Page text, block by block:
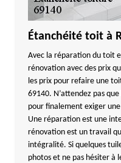
Étanchéité toit à
Avec la réparation du toit
rénovation avec des prix
les prix pour refaire une
69140. N’attendez pas
pour finalement exiger
Une réparation est une
rénovation est un travail
intégralité. Si quelques
photos et ne pas hésiter à